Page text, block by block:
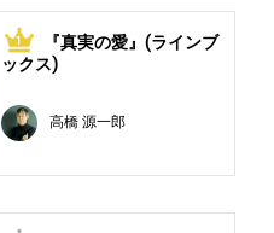
1
『真実の愛』(ラインブ
ックス)
高橋 源一郎